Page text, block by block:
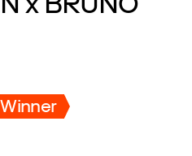
x BRUNO
Winner